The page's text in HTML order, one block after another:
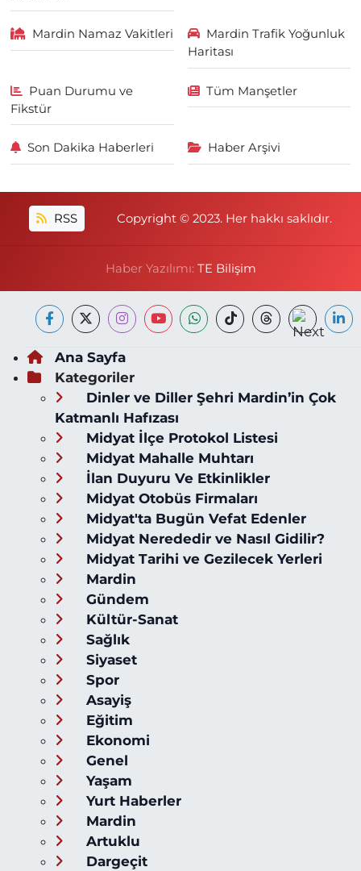
Mardin Namaz Vakitleri
Mardin Trafik Yoğunluk
Haritası
Puan Durumu ve
Fikstür
Tüm Manşetler
Son Dakika Haberleri Haber Arşivi
RSS Copyright © 2023. Her hakkı saklıdır.
Haber Yazılımı: TE Bilişim
Ana Sayfa
Kategoriler
Dinler ve Diller Şehri Mardin’in Çok
Katmanlı Hafızası
Midyat İlçe Protokol Listesi
Midyat Mahalle Muhtarı
İlan Duyuru Ve Etkinlikler
Midyat Otobüs Firmaları
Midyat'ta Bugün Vefat Edenler
Midyat Nerededir ve Nasıl Gidilir?
Midyat Tarihi ve Gezilecek Yerleri
Mardin
Gündem
Kültür-Sanat
Sağlık
Siyaset
Spor
Asayiş
Eğitim
Ekonomi
Genel
Yaşam
Yurt Haberler
Mardin
Artuklu
Dargeçit